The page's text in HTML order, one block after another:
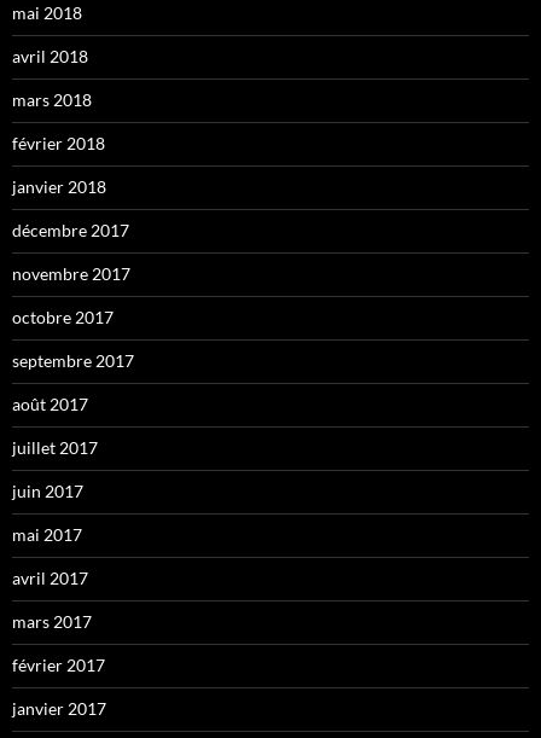
mai 2018
avril 2018
mars 2018
février 2018
janvier 2018
décembre 2017
novembre 2017
octobre 2017
septembre 2017
août 2017
juillet 2017
juin 2017
mai 2017
avril 2017
mars 2017
février 2017
janvier 2017